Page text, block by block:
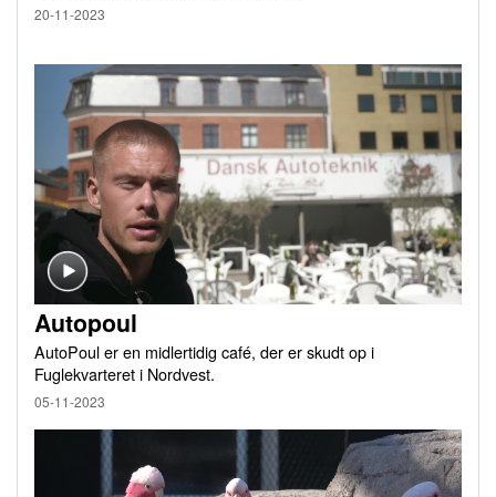
20-11-2023
Autopoul
AutoPoul er en midlertidig café, der er skudt op i
Fuglekvarteret i Nordvest.
05-11-2023